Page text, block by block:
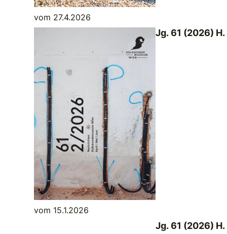
vom 27.4.2026
Jg. 61 (2026) H.
vom 15.1.2026
Jg. 61 (2026) H.